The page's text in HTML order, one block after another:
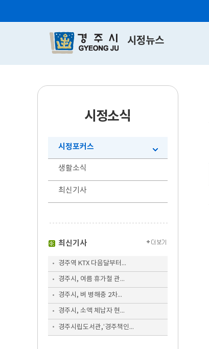
시정뉴스
시정소식
시정포커스
생활소식
최신기사
최신기사
경주역 KTX 다음달부터...
경주시, 여름 휴가철 관...
경주시, 벼 병해충 2차...
경주시, 소액 체납자 현...
경주시립도서관,‘경주책인...